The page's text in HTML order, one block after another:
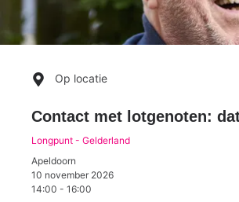
Op locatie
Contact met lotgenoten:
Longpunt - Gelderland
Apeldoorn
10 november 2026
14:00 - 16:00